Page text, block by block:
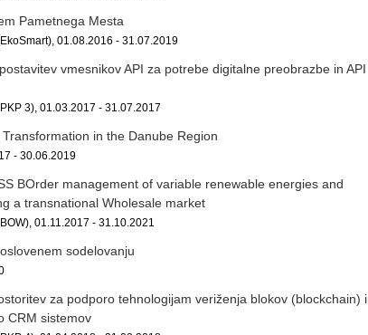
Pametnega Mesta
01.08.2016 - 31.07.2019
vmesnikov API za potrebe digitalne preobrazbe in API
3), 01.03.2017 - 31.07.2017
in the Danube Region
- 30.06.2019
BOrder management of variable renewable energies and
a transnational Wholesale market
01.11.2017 - 31.10.2021
sodelovanju
za podporo tehnologijam veriženja blokov (blockchain)
CRM sistemov